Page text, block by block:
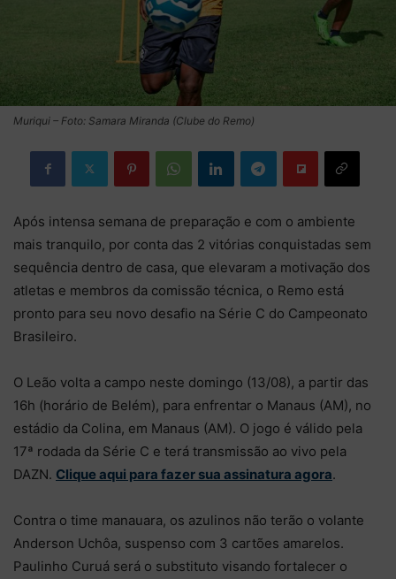
Muriqui – Foto: Samara Miranda (Clube do Remo)
Após intensa semana de preparação e com o ambiente
mais tranquilo, por conta das 2 vitórias conquistadas sem
sequência dentro de casa, que elevaram a motivação dos
atletas e membros da comissão técnica, o Remo está
pronto para seu novo desafio na Série C do Campeonato
Brasileiro.
O Leão volta a campo neste domingo (13/08), a partir das
16h (horário de Belém), para enfrentar o Manaus (AM), no
estádio da Colina, em Manaus (AM). O jogo é válido pela
17ª rodada da Série C e terá transmissão ao vivo pela
DAZN. Clique aqui para fazer sua assinatura agora.
Contra o time manauara, os azulinos não terão o volante
Anderson Uchôa, suspenso com 3 cartões amarelos.
Paulinho Curuá será o substituto visando fortalecer o